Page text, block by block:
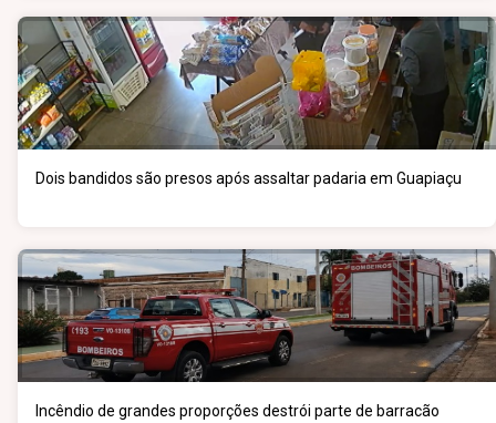
Dois bandidos são presos após assaltar padaria em Guapiaçu
Incêndio de grandes proporções destrói parte de barracão